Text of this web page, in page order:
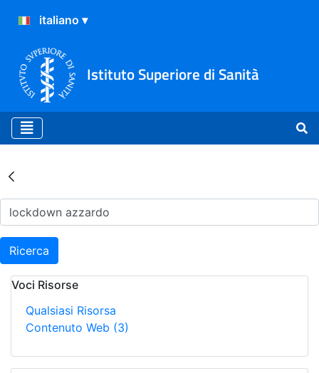
Istituto Superiore di Sanità
Risultati della Ricerca -
Ricerca
Voci Risorse
Qualsiasi Risorsa
Contenuto Web (3)